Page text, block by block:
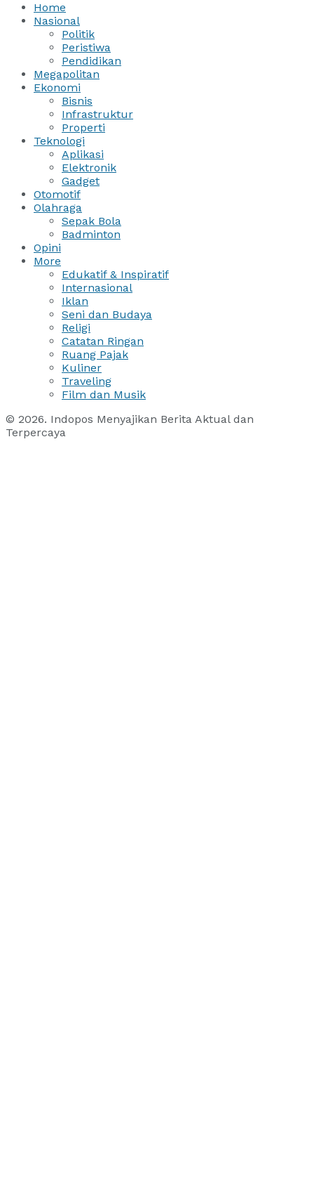
Home
Nasional
Politik
Peristiwa
Pendidikan
Megapolitan
Ekonomi
Bisnis
Infrastruktur
Properti
Teknologi
Aplikasi
Elektronik
Gadget
Otomotif
Olahraga
Sepak Bola
Badminton
Opini
More
Edukatif & Inspiratif
Internasional
Iklan
Seni dan Budaya
Religi
Catatan Ringan
Ruang Pajak
Kuliner
Traveling
Film dan Musik
© 2026. Indopos Menyajikan Berita Aktual dan
Terpercaya